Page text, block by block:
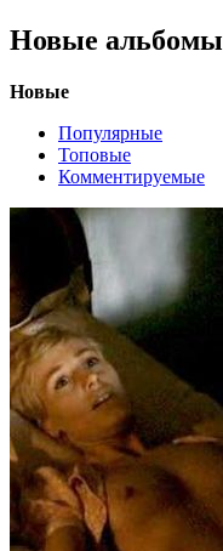
Новые альбомы
Новые
Популярные
Топовые
Комментируемые